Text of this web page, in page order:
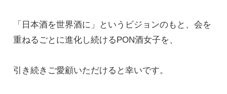
「日本酒を世界酒に」というビジョンのもと、会を
重ねるごとに進化し続けるPON酒女子を、
引き続きご愛顧いただけると幸いです。